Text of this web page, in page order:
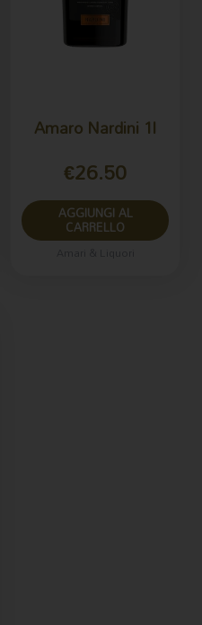
Amaro Nardini 1l
€26.50
AGGIUNGI AL
CARRELLO